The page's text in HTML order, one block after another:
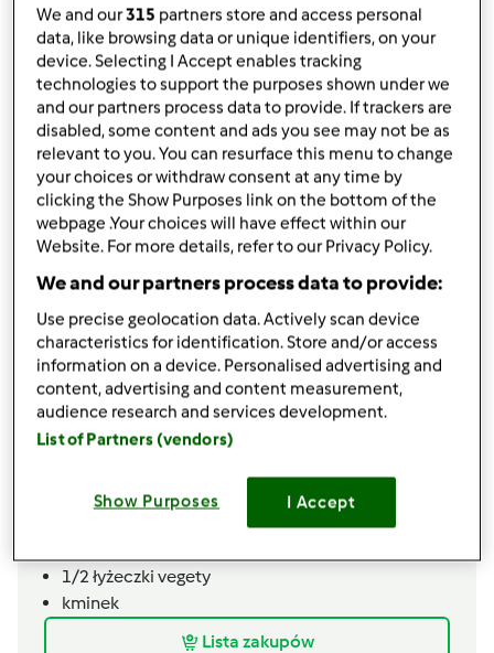
przezAga L
opublikowany: 24/01/19
Dodaj do moich kolekcji
podziel się przepisem
Stwórz wariant
Składniki
Brukselka z groszkiem
500gbrukselki
papryki czerwonej
1/2 łyżeczki vegety
kminek
Lista zakupów
We and our315 partners store and access personal
data, like browsing data or unique identifiers, on your
device. Selecting I Accept enables tracking
technologies to support the purposes shown under we
and our partners process data to provide. If trackers are
disabled, some content and ads you see may not be as
relevant to you. You can resurface this menu to change
your choices or withdraw consent at any time by
clicking the Show Purposes link on the bottom of the
webpage .Your choices will have effect within our
Website. For more details, refer to our Privacy Policy.
We and our partners process data to provide:
Use precise geolocation data. Actively scan device
characteristics for identification. Store and/or access
information on a device. Personalised advertising and
content, advertising and content measurement,
audience research and services development.
List of Partners (vendors)
Show Purposes I Accept